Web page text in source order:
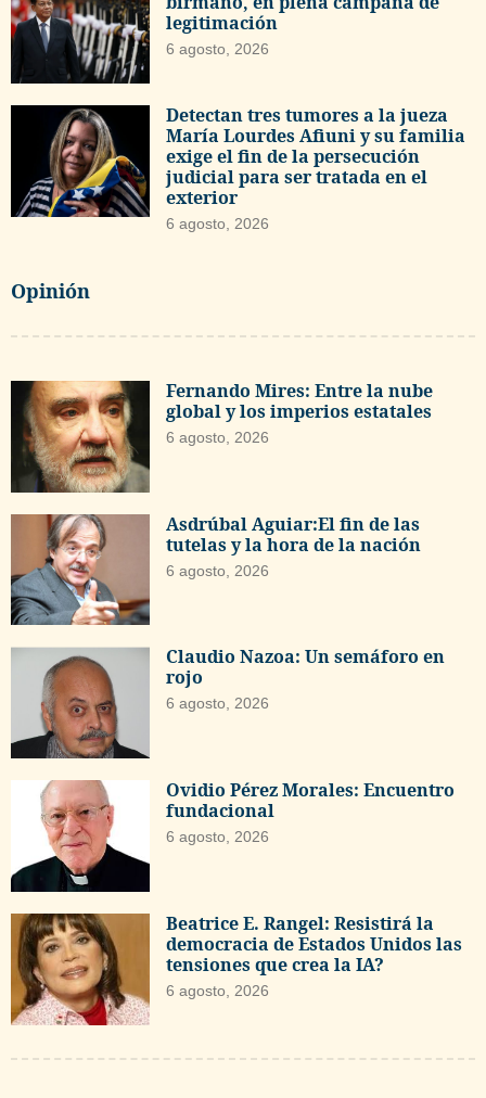
legitimación
6 agosto, 2026
Detectan tres tumores a la jueza
María Lourdes Afiuni y su familia
exige el fin de la persecución
judicial para ser tratada en el
exterior
6 agosto, 2026
Opinión
Fernando Mires: Entre la nube
global y los imperios estatales
6 agosto, 2026
Asdrúbal Aguiar:El fin de las
tutelas y la hora de la nación
6 agosto, 2026
Claudio Nazoa: Un semáforo en
rojo
6 agosto, 2026
Ovidio Pérez Morales: Encuentro
fundacional
6 agosto, 2026
Beatrice E. Rangel: Resistirá la
democracia de Estados Unidos las
tensiones que crea la IA?
6 agosto, 2026